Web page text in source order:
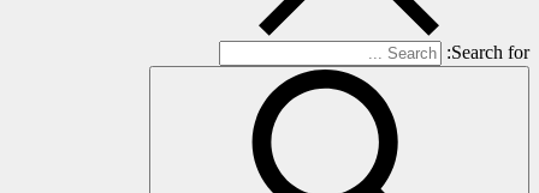
Search for: